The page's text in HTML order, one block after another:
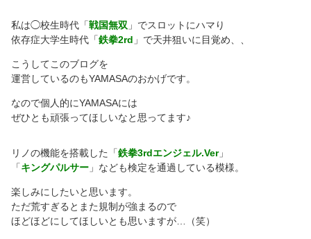
私は◯校生時代「戦国無双 」でスロットにハマり
依存症大学生時代「鉄拳2rd 」で天井狙いに目覚め、、
こうしてこのブログを
運営しているのもYAMASAのおかげです。
なので個人的にYAMASAには
ぜひとも頑張ってほしいなと思ってます♪
リノの機能を搭載した「鉄拳3rdエンジェル.Ver」
「キングパルサー 」なども検定を通過している模様。
楽しみにしたいと思います。
ただ荒すぎるとまた規制が強まるので
ほどほどにしてほしいとも思いますが…（笑）